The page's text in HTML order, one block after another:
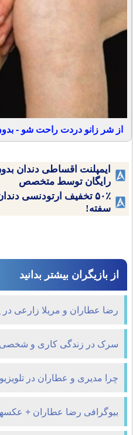
از شر زانو دردت راحت شو -
ایمپلنت اقساطی دندان
رایگان توسط متخصص
۵۰٪ تخفیف ارتودنسی
سفته!
از بازیگران بیشتر بدانید
رضا عطاران و مریلا زارعی
سرک در زندگی کاری و
چرا مدیری و عطاران در
بیوگرافی رضا عطاران +